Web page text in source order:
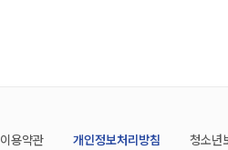
이용약관 개인정보처리방침 청소년